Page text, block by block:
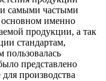
самыми частыми
основном именно
продукции, а так
стандартам,
представлено
производства